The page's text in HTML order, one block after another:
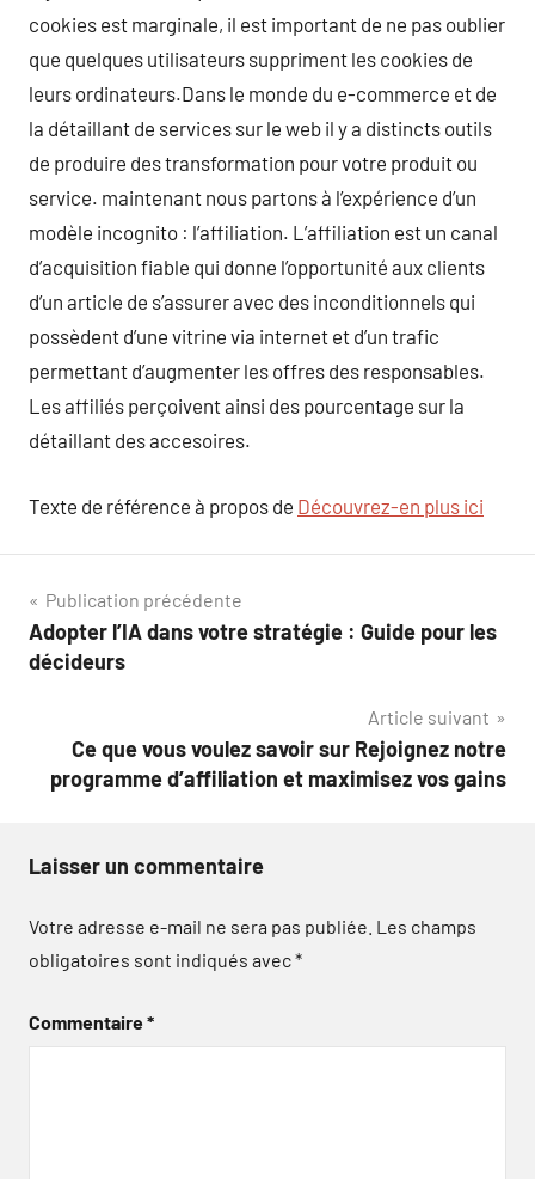
cookies est marginale, il est important de ne pas oublier
que quelques utilisateurs suppriment les cookies de
leurs ordinateurs.Dans le monde du e-commerce et de
la détaillant de services sur le web il y a distincts outils
de produire des transformation pour votre produit ou
service. maintenant nous partons à l’expérience d’un
modèle incognito : l’affiliation. L’affiliation est un canal
d’acquisition fiable qui donne l’opportunité aux clients
d’un article de s’assurer avec des inconditionnels qui
possèdent d’une vitrine via internet et d’un trafic
permettant d’augmenter les offres des responsables.
Les affiliés perçoivent ainsi des pourcentage sur la
détaillant des accesoires.
Texte de référence à propos de Découvrez-en plus ici
Navigation
de
Publication précédente
Adopter l’IA dans votre stratégie : Guide pour les
décideurs
Article suivant
Ce que vous voulez savoir sur Rejoignez notre
programme d’affiliation et maximisez vos gains
Laisser un commentaire
Votre adresse e-mail ne sera pas publiée. Les champs
obligatoires sont indiqués avec*
Commentaire*